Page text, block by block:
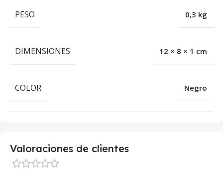
PESO 0,3 kg
DIMENSIONES 12 × 8 × 1 cm
COLOR Negro
Valoraciones de clientes